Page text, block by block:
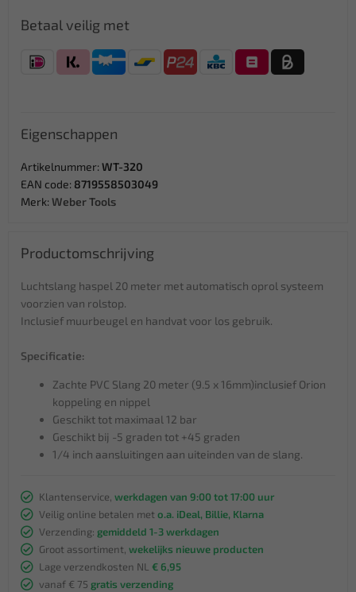
Betaal veilig met
Eigenschappen
Artikelnummer: WT-320
EAN code: 8719558503049
Merk: Weber Tools
Productomschrijving
Luchtslang haspel 20 meter met automatisch oprol systeem
voorzien van rolstop.
Inclusief muurbeugel en handvat voor los gebruik.
Specificatie:
Zachte PVC Slang 20 meter (9.5 x 16mm)inclusief Orion
koppeling en nippel
Geschikt tot maximaal 12 bar
Geschikt bij -5 graden tot +45 graden
1/4 inch aansluitingen aan uiteinden van de slang.
Klantenservice, werkdagen van 9:00 tot 17:00 uur
Veilig online betalen met o.a. iDeal, Billie, Klarna
Verzending: gemiddeld 1-3 werkdagen
Groot assortiment, wekelijks nieuwe producten
Lage verzendkosten NL € 6,95
vanaf € 75 gratis verzending